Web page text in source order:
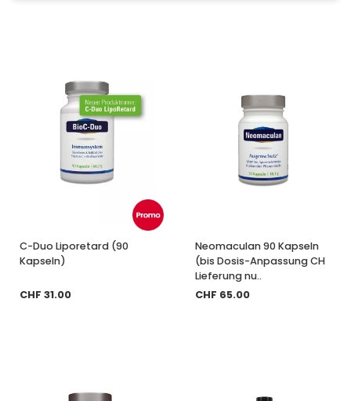
C-Duo Liporetard (90
Kapseln)
CHF 31.00
Neomaculan 90 Kapseln
(bis Dosis-Anpassung CH
Lieferung nu..
CHF 65.00